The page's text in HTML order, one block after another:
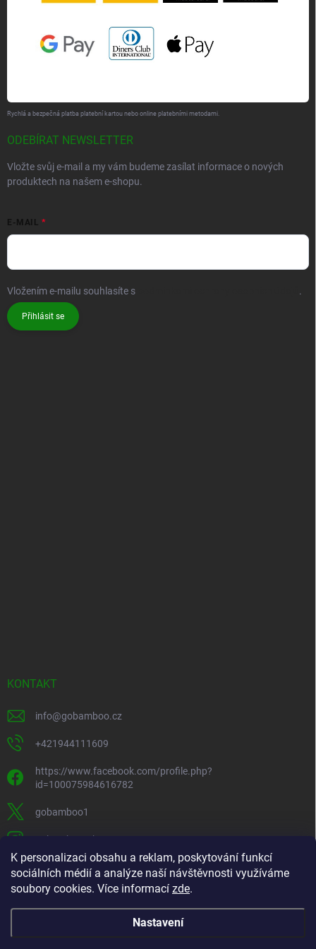
K personalizaci obsahu a reklam, poskytování funkcí
sociálních médií a analýze naší návštěvnosti využíváme
soubory cookies. Více informací zde.
Nastavení
Rychlá a bezpečná platba platební kartou nebo online platebními metodami.
ODEBÍRAT NEWSLETTER
Vložte svůj e-mail a my vám budeme zasílat informace o nových
produktech na našem e-shopu.
E-MAIL
Vložením e-mailu souhlasíte s .
Přihlásit se
KONTAKT
info@gobamboo.cz
+421944111609
https://www.facebook.com/profile.php?
id=100075984616782
gobamboo1
gobamboo_sk
+421944111609
https://www.youtube.com/@gobamb00